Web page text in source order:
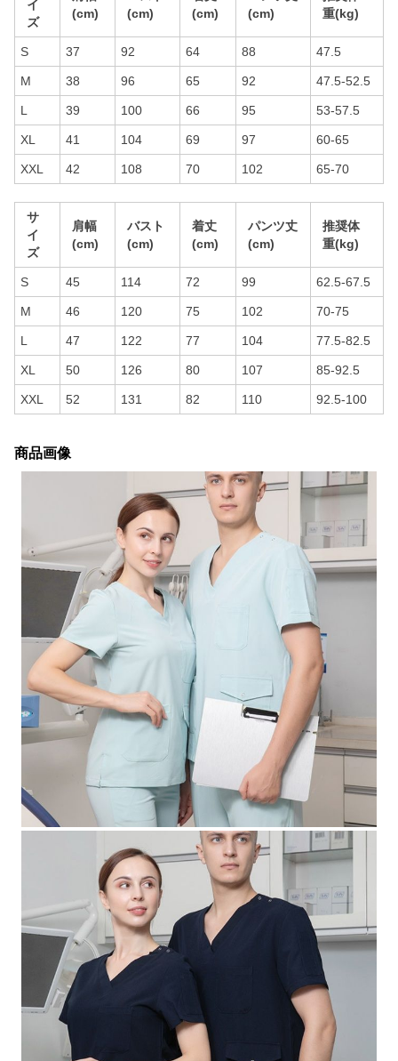
イ
ズ
(cm)
(cm)
(cm)
(cm)
重(kg)
S 37 92 64 88 47.5
M 38 96 65 92 47.5-52.5
L 39 100 66 95 53-57.5
XL 41 104 69 97 60-65
XXL 42 108 70 102 65-70
サ
イ
ズ
肩幅
(cm)
バスト
(cm)
着丈
(cm)
パンツ丈
(cm)
推奨体
重(kg)
S 45 114 72 99 62.5-67.5
M 46 120 75 102 70-75
L 47 122 77 104 77.5-82.5
XL 50 126 80 107 85-92.5
XXL 52 131 82 110 92.5-100
商品画像